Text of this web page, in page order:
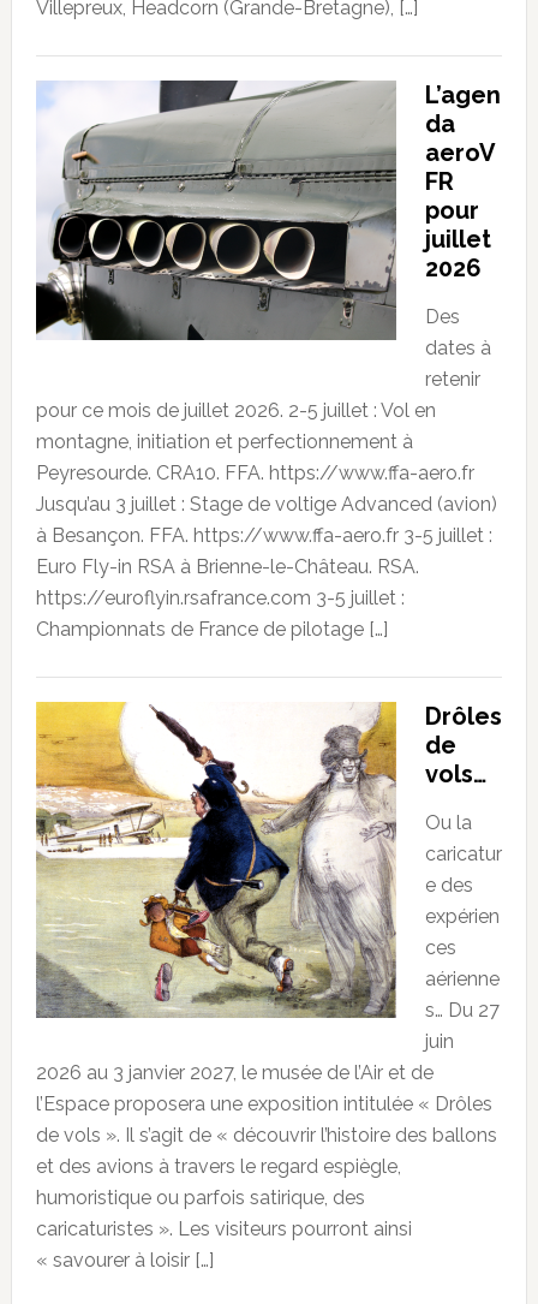
Villepreux, Headcorn (Grande-Bretagne), […]
L’agen
da
aeroV
FR
pour
juillet
2026
Des
dates à
retenir
pour ce mois de juillet 2026. 2-5 juillet : Vol en
montagne, initiation et perfectionnement à
Peyresourde. CRA10. FFA. https://www.ffa-aero.fr
Jusqu’au 3 juillet : Stage de voltige Advanced (avion)
à Besançon. FFA. https://www.ffa-aero.fr 3-5 juillet :
Euro Fly-in RSA à Brienne-le-Château. RSA.
https://euroflyin.rsafrance.com 3-5 juillet :
Championnats de France de pilotage […]
Drôles
de
vols…
Ou la
caricatur
e des
expérien
ces
aérienne
s… Du 27
juin
2026 au 3 janvier 2027, le musée de l’Air et de
l’Espace proposera une exposition intitulée « Drôles
de vols ». Il s’agit de « découvrir l’histoire des ballons
et des avions à travers le regard espiègle,
humoristique ou parfois satirique, des
caricaturistes ». Les visiteurs pourront ainsi
« savourer à loisir […]